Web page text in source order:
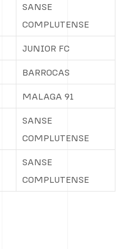
SANSE
COMPLUTENSE
JUNIOR FC
BARROCAS
MALAGA 91
SANSE
COMPLUTENSE
SANSE
COMPLUTENSE